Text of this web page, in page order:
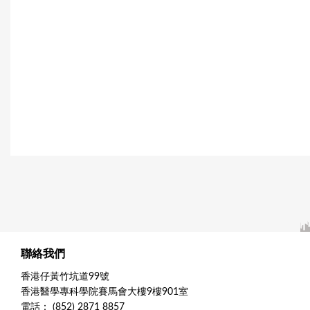
聯絡我們
香港仔黃竹坑道99號
香港醫學專科學院賽馬會大樓9樓901室
電話： (852) 2871 8857